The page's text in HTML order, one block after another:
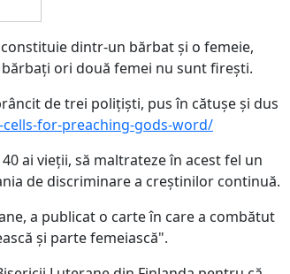
dintr-un bărbat și o femeie,
ori două femei nu sunt firești.
de trei polițiști, pus în cătușe și dus
for-preaching-gods-word/
ai vieții, să maltrateze în acest fel un
de discriminare a creștinilor continuă.
a publicat o carte în care a combătut
și parte femeiască".